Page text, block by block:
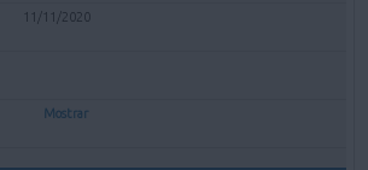
11/11/2020
Mostrar